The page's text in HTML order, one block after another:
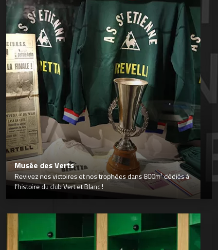
Musée des Verts
Revivez nos victoires et nos trophées dans 800m² dédiés à
l’histoire du club Vert et Blanc !